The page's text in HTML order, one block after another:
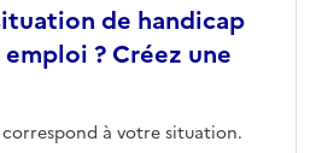
de handicap
? Créez une
à votre situation.